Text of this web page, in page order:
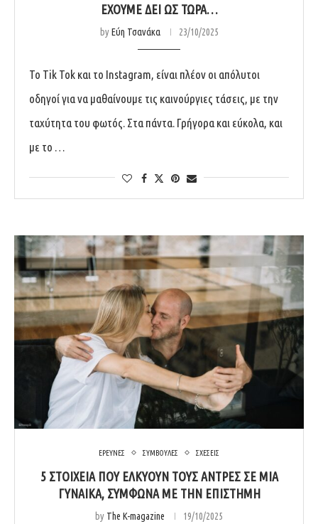
ΈΧΟΥΜΕ ΔΕΙ ΩΣ ΤΏΡΑ…
byΕύη Τσανάκα 23/10/2025
Το Tik Tok και το Instagram, είναι πλέον οι απόλυτοι
οδηγοί για να μαθαίνουμε τις καινούργιες τάσεις, με την
ταχύτητα του φωτός. Στα πάντα. Γρήγορα και εύκολα, και
με το …
ΕΡΕΥΝΕΣ ΣΥΜΒΟΥΛΕΣ ΣΧΕΣΕΙΣ
5 ΣΤΟΙΧΕΊΑ ΠΟΥ ΕΛΚΎΟΥΝ ΤΟΥΣ ΆΝΤΡΕΣ ΣΕ ΜΙΑ
ΓΥΝΑΊΚΑ, ΣΎΜΦΩΝΑ ΜΕ ΤΗΝ ΕΠΙΣΤΉΜΗ
by The K-magazine 19/10/2025